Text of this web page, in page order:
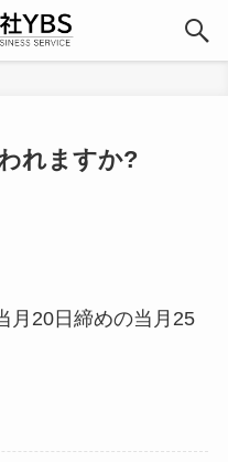
れますか?
月20日締めの当月25